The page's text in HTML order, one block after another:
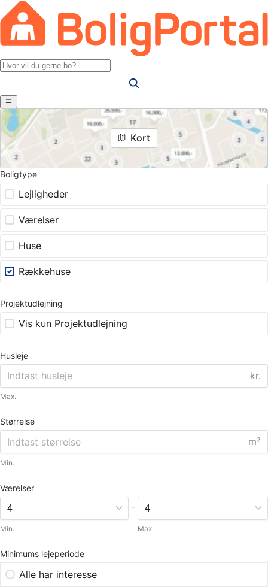
Kort
Boligtype
Lejligheder
Værelser
Huse
Rækkehuse
Projektudlejning
Vis kun Projektudlejning
Husleje
kr.
Max.
Størrelse
m²
Min.
Værelser
Min.
-
Max.
Minimums lejeperiode
Alle har interesse